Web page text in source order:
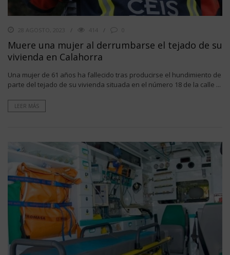
28 AGOSTO, 2023 414
Muere una mujer al derrumbarse el tejado de su
vivienda en Calahorra
Una mujer de 61 años ha fallecido tras producirse el hundimiento de
parte del tejado de su vivienda situada en el número 18 de la calle ...
LEER MÁS